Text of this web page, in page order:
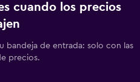
cuando los precios
bandeja de entrada: solo con las
precios.